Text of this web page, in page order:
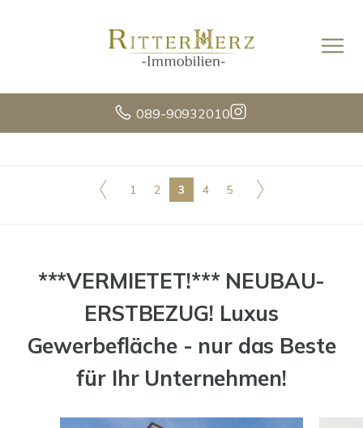
089-90932010
1 2 3 4 5
***VERMIETET!*** NEUBAU-
ERSTBEZUG! Luxus
Gewerbefläche - nur das Beste
für Ihr Unternehmen!